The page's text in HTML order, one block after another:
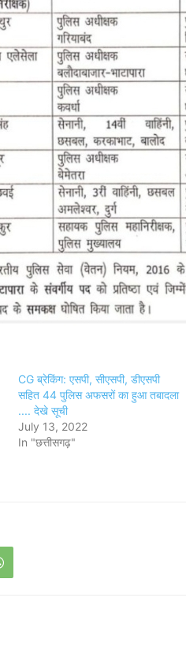
CG ब्रेकिंग: एसपी, सीएसपी, डीएसपी
सहित 44 पुलिस अफसरों का हुआ तबादला
.... देखे सूची
July 13, 2022
In "छत्तीसगढ़"